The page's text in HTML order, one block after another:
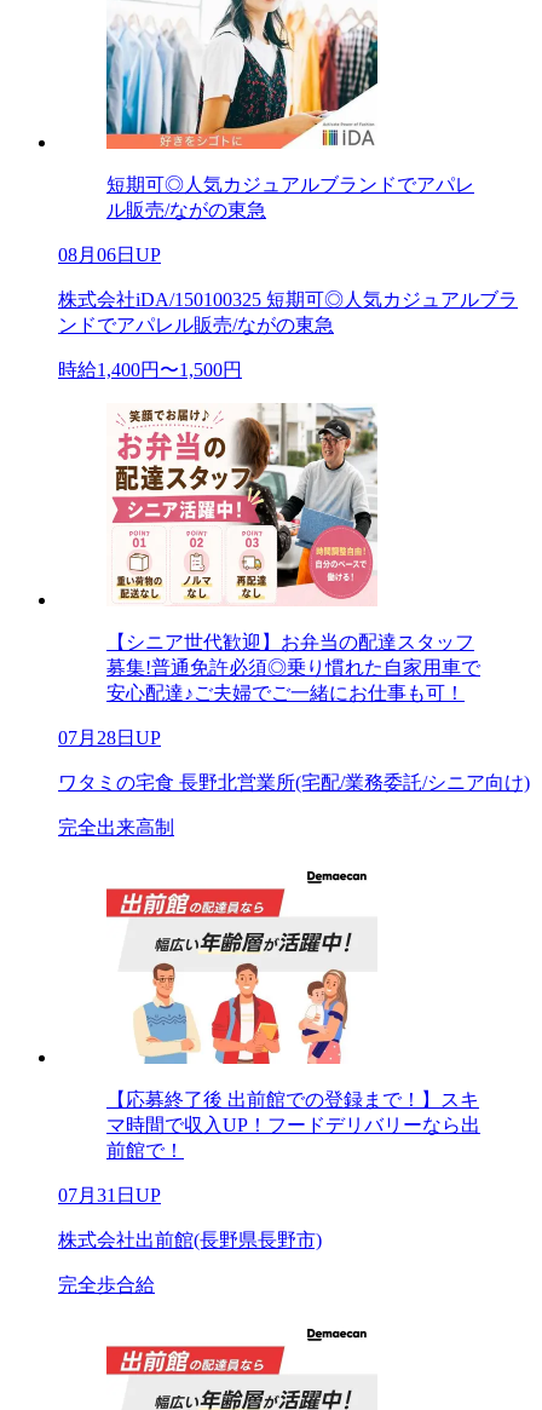
短期可◎人気カジュアルブランドでアパレ
ル販売/ながの東急
08月06日UP
株式会社iDA/150100325 短期可◎人気カジュアルブラ
ンドでアパレル販売/ながの東急
時給1,400円〜1,500円
【シニア世代歓迎】お弁当の配達スタッフ
募集!普通免許必須◎乗り慣れた自家用車で
安心配達♪ご夫婦でご一緒にお仕事も可！
07月28日UP
ワタミの宅食 長野北営業所(宅配/業務委託/シニア向け)
完全出来高制
【応募終了後 出前館での登録まで！】スキ
マ時間で収入UP！フードデリバリーなら出
前館で！
07月31日UP
株式会社出前館(長野県長野市)
完全歩合給